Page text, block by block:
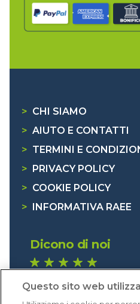
> CHI SIAMO
> AIUTO E CONTATTI
> TERMINI E
>
PRIVACY POLICY
> COOKIE POLICY
>
INFORMATIVA RAEE
Dicono di noi
Eccellente (4,8)
Questo sito web